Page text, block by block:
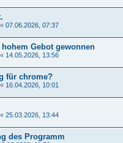
« 07.06.2026, 07:37
Gebot gewonnen
« 14.05.2026, 13:56
für chrome?
« 16.04.2026, 10:01
« 25.03.2026, 13:44
des Programm